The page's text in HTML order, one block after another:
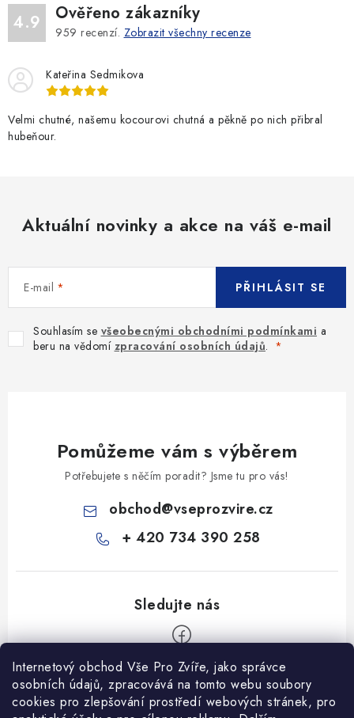
Internetový obchod Vše Pro Zvíře, jako správce
osobních údajů, zpracovává na tomto webu soubory
cookies pro zlepšování prostředí webových stránek, pro
4.9 Ověřeno zákazníky
959 recenzí. Zobrazit všechny recenze
Kateřina Sedmikova
Velmi chutné, našemu kocourovi chutná a pěkně po nich přibral
hubeňour.
Aktuální novinky a akce na váš e-mail
E-mail
Souhlasím se všeobecnými obchodními podmínkami a
beru na vědomí zpracování osobních údajů.
PŘIHLÁSIT SE
Pomůžeme vám s výběrem
Potřebujete s něčím poradit? Jsme tu pro vás!
obchod@vseprozvire.cz
+ 420 734 390 258